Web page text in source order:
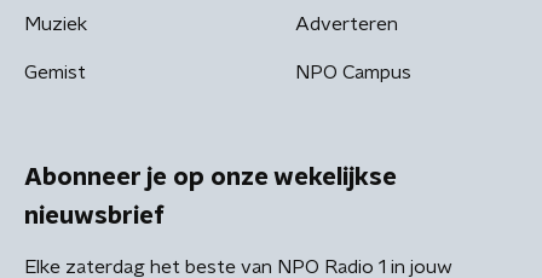
Muziek
Gemist
Adverteren
NPO Campus
Abonneer je op onze wekelijkse
nieuwsbrief
Elke zaterdag het beste van NPO Radio 1 in jouw